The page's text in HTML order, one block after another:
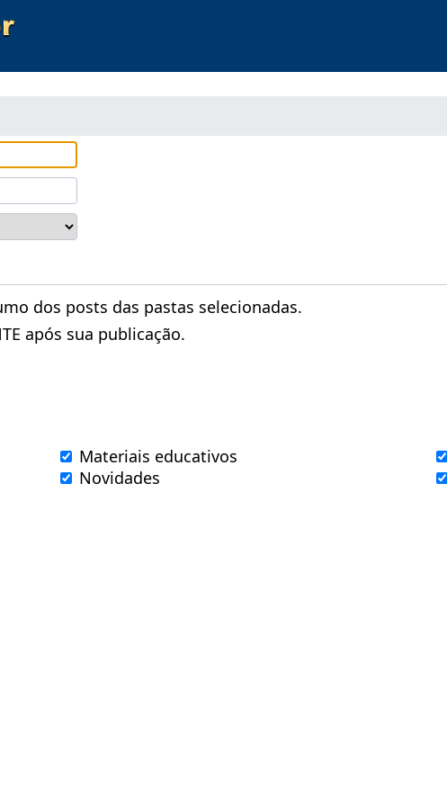
dos posts das pastas selecionadas.
após sua publicação.
Materiais educativos
Novidades